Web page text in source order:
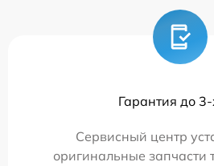
Гарантия до 3-
Сервисный центр
оригинальные запчасти